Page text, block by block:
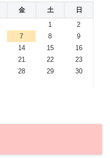
金 土
日
1
2
7 8
9
14 15
16
21 22
23
28 29
30